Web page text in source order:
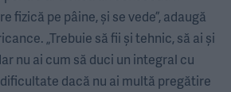
fizică pe pâine, și se vede”, adaugă
„Trebuie să fii și tehnic, să ai și
nu ai cum să duci un integral cu
dacă nu ai multă pregătire